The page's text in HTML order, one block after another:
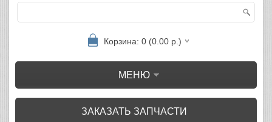
Корзина: 0 (0.00 р.)
МЕНЮ
ЗАКАЗАТЬ ЗАПЧАСТИ